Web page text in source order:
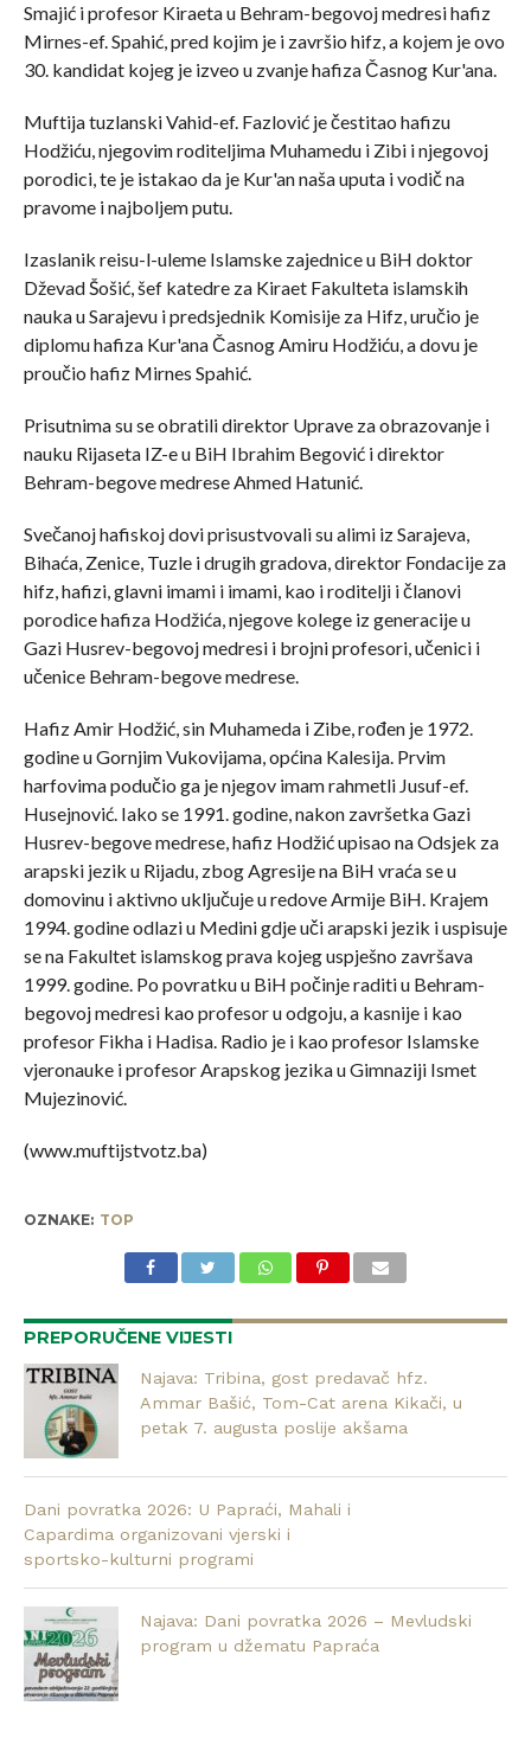
Smajić i profesor Kiraeta u Behram-begovoj medresi hafiz
Mirnes-ef. Spahić, pred kojim je i završio hifz, a kojem je ovo
30. kandidat kojeg je izveo u zvanje hafiza Časnog Kur'ana.
Muftija tuzlanski Vahid-ef. Fazlović je čestitao hafizu
Hodžiću, njegovim roditeljima Muhamedu i Zibi i njegovoj
porodici, te je istakao da je Kur'an naša uputa i vodič na
pravome i najboljem putu.
Izaslanik reisu-l-uleme Islamske zajednice u BiH doktor
Dževad Šošić, šef katedre za Kiraet Fakulteta islamskih
nauka u Sarajevu i predsjednik Komisije za Hifz, uručio je
diplomu hafiza Kur'ana Časnog Amiru Hodžiću, a dovu je
proučio hafiz Mirnes Spahić.
Prisutnima su se obratili direktor Uprave za obrazovanje i
nauku Rijaseta IZ-e u BiH Ibrahim Begović i direktor
Behram-begove medrese Ahmed Hatunić.
Svečanoj hafiskoj dovi prisustvovali su alimi iz Sarajeva,
Bihaća, Zenice, Tuzle i drugih gradova, direktor Fondacije za
hifz, hafizi, glavni imami i imami, kao i roditelji i članovi
porodice hafiza Hodžića, njegove kolege iz generacije u
Gazi Husrev-begovoj medresi i brojni profesori, učenici i
učenice Behram-begove medrese.
Hafiz Amir Hodžić, sin Muhameda i Zibe, rođen je 1972.
godine u Gornjim Vukovijama, općina Kalesija. Prvim
harfovima podučio ga je njegov imam rahmetli Jusuf-ef.
Husejnović. Iako se 1991. godine, nakon završetka Gazi
Husrev-begove medrese, hafiz Hodžić upisao na Odsjek za
arapski jezik u Rijadu, zbog Agresije na BiH vraća se u
domovinu i aktivno uključuje u redove Armije BiH. Krajem
1994. godine odlazi u Medini gdje uči arapski jezik i uspisuje
se na Fakultet islamskog prava kojeg uspješno završava
1999. godine. Po povratku u BiH počinje raditi u Behram-
begovoj medresi kao profesor u odgoju, a kasnije i kao
profesor Fikha i Hadisa. Radio je i kao profesor Islamske
vjeronauke i profesor Arapskog jezika u Gimnaziji Ismet
Mujezinović.
(www.muftijstvotz.ba)
OZNAKE: TOP
PREPORUČENE VIJESTI
Najava: Tribina, gost predavač hfz.
Ammar Bašić, Tom-Cat arena Kikači, u
petak 7. augusta poslije akšama
Dani povratka 2026: U Papraći, Mahali i
Capardima organizovani vjerski i
sportsko-kulturni programi
Najava: Dani povratka 2026 – Mevludski
program u džematu Papraća